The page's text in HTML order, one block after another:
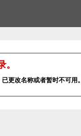
更改名称或者暂时不可用。